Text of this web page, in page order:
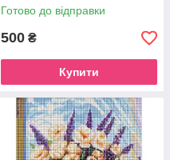
Готово до відправки
500 ₴
Купити